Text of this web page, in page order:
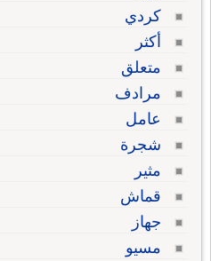
كردي
أكثر
متعلق
مرادف
عامل
شجرة
مثير
قماش
جهاز
مسيو